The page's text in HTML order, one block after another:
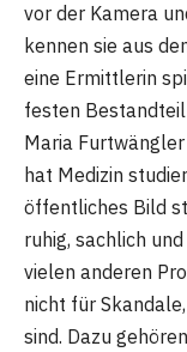
vor der Kamera
kennen sie aus
eine Ermittlerin
festen
Maria
hat Medizin
öffentliches Bild
ruhig, sachlich
vielen anderen
nicht für
sind. Dazu